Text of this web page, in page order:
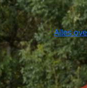
Alles